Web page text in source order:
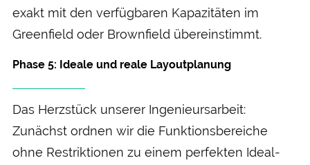
exakt mit den verfüg­baren Kapazitäten im
Green­field oder Brown­field über­einstimmt.
Phase 5: Ideale und reale Layout­planung
Das Herz­stück unserer Ingenieurs­arbeit:
Zunächst ordnen wir die Funktions­bereiche
ohne Restriktionen zu einem perfekten Ideal­